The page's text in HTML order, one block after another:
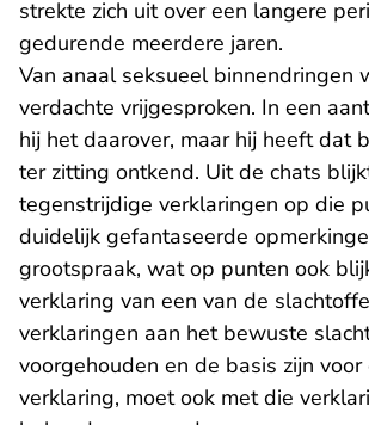
strekte zich uit over een langere
gedurende meerdere jaren.
Van anaal seksueel binnendringen
verdachte vrijgesproken. In een
hij het daarover, maar hij heeft dat
ter zitting ontkend. Uit de chats
tegenstrijdige verklaringen op die
duidelijk gefantaseerde
grootspraak, wat op punten ook
verklaring van een van de
verklaringen aan het bewuste
voorgehouden en de basis zijn voor
verklaring, moet ook met die